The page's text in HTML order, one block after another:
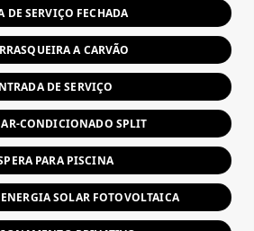
DE SERVIÇO FECHADA
A CARVÃO
DE SERVIÇO
AR-CONDICIONADO SPLIT
PARA PISCINA
ENERGIA SOLAR FOTOVOLTAICA